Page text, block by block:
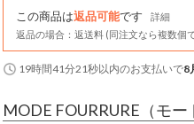
この商品は返品可能です
詳細
返品の場合：返送料 (同注文なら複数個
19時間41分20秒以内のお支払いで8
MODE FOURRURE （モ